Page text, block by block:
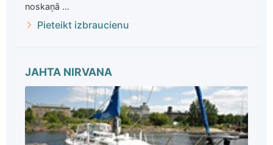
noskaņā ...
Pieteikt izbraucienu
JAHTA NIRVANA